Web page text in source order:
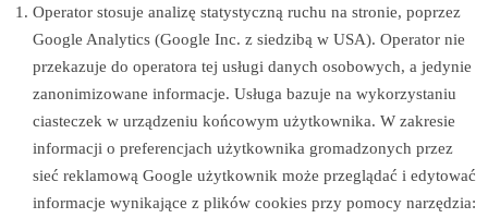
Operator stosuje analizę statystyczną ruchu na stronie, poprzez
Google Analytics (Google Inc. z siedzibą w USA). Operator nie
przekazuje do operatora tej usługi danych osobowych, a jedynie
zanonimizowane informacje. Usługa bazuje na wykorzystaniu
ciasteczek w urządzeniu końcowym użytkownika. W zakresie
informacji o preferencjach użytkownika gromadzonych przez
sieć reklamową Google użytkownik może przeglądać i edytować
informacje wynikające z plików cookies przy pomocy narzędzia: